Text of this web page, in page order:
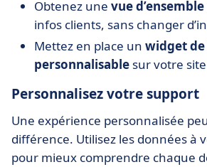
Obtenez une vue d’ensemble
infos clients, sans changer
Mettez en place un widget
personnalisable sur votre
Personnalisez votre support
Une expérience personnalisée
différence. Utilisez les données à
pour mieux comprendre chaque